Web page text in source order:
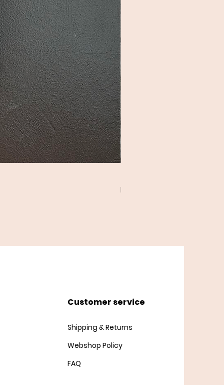
Price
DKK 45.00
Customer service
Shipping & Returns
Webshop Policy
FAQ